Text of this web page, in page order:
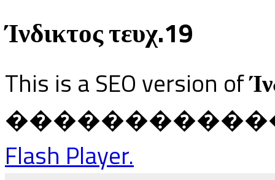
Ίνδικτος τευχ.19
This is a SEO version of
������������
Flash Player.